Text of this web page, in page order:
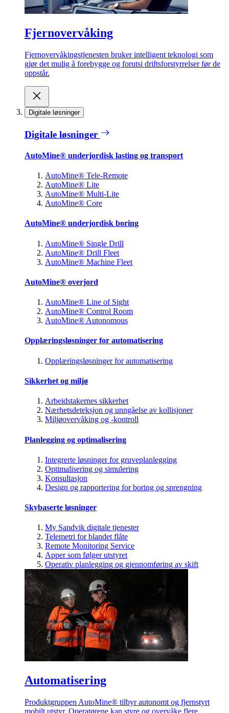
Fjernovervåking
Fjernovervåkingstjenesten bruker intelligent teknologi som
gjør det mulig å forebygge og forutsi driftsforstyrrelser før de
oppstår.
Digitale løsninger
Digitale løsninger
AutoMine® underjordisk lasting og transport
AutoMine® Tele-Remote
AutoMine® Lite
AutoMine® Multi-Lite
AutoMine® Core
AutoMine® underjordisk boring
AutoMine® Single Drill
AutoMine® Drill Fleet
AutoMine® Machine Fleet
AutoMine® overjord
AutoMine® Line of Sight
AutoMine® Control Room
AutoMine® Autonomous
Opplæringsløsninger for automatisering
Opplæringsløsninger for automatisering
Sikkerhet og miljø
Arbeidstakernes sikkerhet
Nærhetsdeteksjon og unngåelse av kollisjoner
Miljøovervåking og -kontroll
Planlegging og optimalisering
Integrerte løsninger for gruveplanlegging
Optimalisering og simulering
Konsultasjon
Design og rapportering for boring og sprengning
Skybaserte løsninger
My Sandvik digitale tjenester
Telemetri for blandet flåte
Remote Monitoring Service
Apper som følger utstyret
Operativ planlegging og gjennomføring av skift
Automatisering
Produktgruppen AutoMine® tilbyr autonomt og fjernstyrt